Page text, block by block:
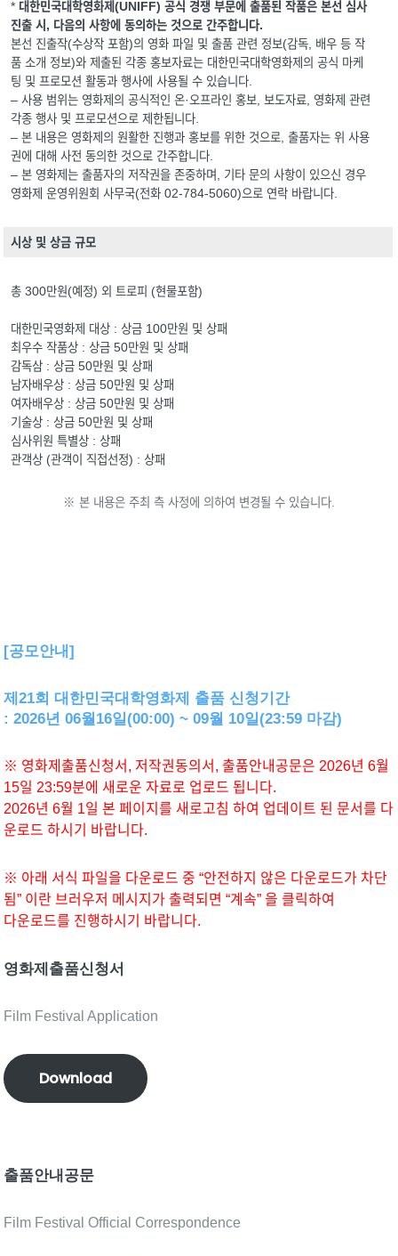
* 대한민국대학영화제(UNIFF) 공식 경쟁 부문에 출품된 작품은 본선 심사
진출 시, 다음의 사항에 동의하는 것으로 간주합니다.
본선 진출작(수상작 포함)의 영화 파일 및 출품 관련 정보(감독, 배우 등 작
품 소개 정보)와 제출된 각종 홍보자료는 대한민국대학영화제의 공식 마케
팅 및 프로모션 활동과 행사에 사용될 수 있습니다.
– 사용 범위는 영화제의 공식적인 온·오프라인 홍보, 보도자료, 영화제 관련
각종 행사 및 프로모션으로 제한됩니다.
– 본 내용은 영화제의 원활한 진행과 홍보를 위한 것으로, 출품자는 위 사용
권에 대해 사전 동의한 것으로 간주합니다.
– 본 영화제는 출품자의 저작권을 존중하며, 기타 문의 사항이 있으신 경우
영화제 운영위원회 사무국(전화 02-784-5060)으로 연락 바랍니다.
시상 및 상금 규모
총 300만원(예정) 외 트로피 (현물포함)
대한민국영화제 대상 : 상금 100만원 및 상패
최우수 작품상 : 상금 50만원 및 상패
감독삼 : 상금 50만원 및 상패
남자배우상 : 상금 50만원 및 상패
여자배우상 : 상금 50만원 및 상패
기술상 : 상금 50만원 및 상패
심사위원 특별상 : 상패
관객상 (관객이 직접선정) : 상패
※ 본 내용은 주최 측 사정에 의하여 변경될 수 있습니다.
[공모안내]
제21회 대한민국대학영화제 출품 신청기간
: 2026년 06월16일(00:00) ~ 09월 10일(23:59 마감)
※ 영화제출품신청서, 저작권동의서, 출품안내공문은 2026년 6월
15일 23:59분에 새로운 자료로 업로드 됩니다.
2026년 6월 1일 본 페이지를 새로고침 하여 업데이트 된 문서를 다
운로드 하시기 바랍니다.
※ 아래 서식 파일을 다운로드 중 “안전하지 않은 다운로드가 차단
됨” 이란 브러우저 메시지가 출력되면 “계속” 을 클릭하여
다운로드를 진행하시기 바랍니다.
영화제출품신청서
Film Festival Application
Download
출품안내공문
Film Festival Official Correspondence